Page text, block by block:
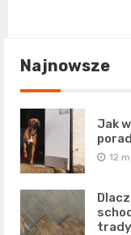
Najnowsze
Jak
12